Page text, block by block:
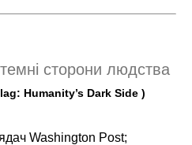
сторони людства
Humanity’s Dark Side )
Washington Post;